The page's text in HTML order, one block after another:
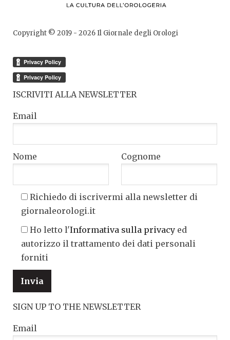
Copyright © 2019 - 2026Il Giornale degli Orologi
ISCRIVITI ALLA NEWSLETTER
Email
Nome Cognome
Richiedo di iscrivermi alla newsletter di
giornaleorologi.it
Ho letto l'Informativa sulla privacy ed
autorizzo il trattamento dei dati personali
forniti
SIGN UP TO THE NEWSLETTER
Email